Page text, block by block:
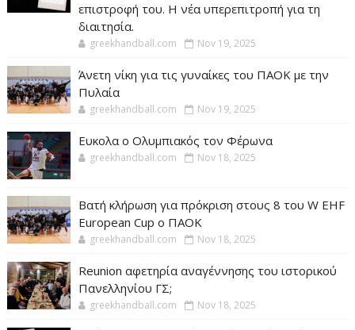
επιστροφή του. Η νέα υπερεπιτροπή για τη
διαιτησία.
greekhandball.com Nov 19, 2025
Άνετη νίκη για τις γυναίκες του ΠΑΟΚ με την
Πυλαία
greekhandball.com Nov 19, 2025
Ευκολα ο Ολυμπιακός τον Φέρωνα
greekhandball.com Nov 18, 2025
Βατή κλήρωση για πρόκριση στους 8 του W EHF
European Cup ο ΠΑΟΚ
greekhandball.com Nov 18, 2025
Reunion αφετηρία αναγέννησης του ιστορικού
Πανελληνίου ΓΣ;
greekhandball.com Nov 18, 2025